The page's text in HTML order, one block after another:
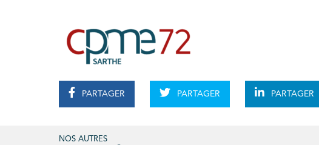
PARTAGER PARTAGER PARTAGER
NOS AUTRES